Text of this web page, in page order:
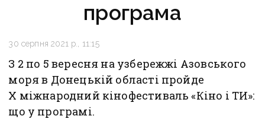
програма
30 серпня 2021 р., 11:15
З 2 по 5 вересня на узбережжі Азовського
моря в Донецькій області пройде
X міжнародний кінофестиваль «Кіно і ТИ»:
що у програмі.